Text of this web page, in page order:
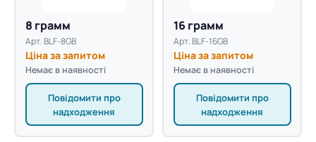
8 грамм
Арт. BLF-8GB
Ціна за запитом
Немає в наявності
Повідомити про
надходження
16 грамм
Арт. BLF-16GB
Ціна за запитом
Немає в наявності
Повідомити про
надходження